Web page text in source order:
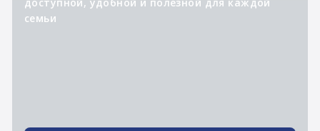
помогая изменять к лучшему